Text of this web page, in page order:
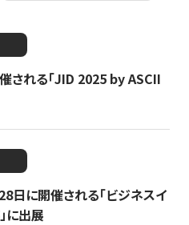
される「JID 2025 by ASCII
日に開催される「ビジネスイ
に出展